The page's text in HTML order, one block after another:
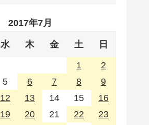
2017年7月
水 木 金 土 日
1
2
5 6 7 8
9
12 13 14 15
16
19 20 21 22
23